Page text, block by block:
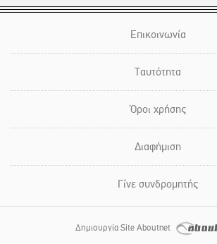
Επικοινωνία
Ταυτότητα
Όροι χρήσης
Διαφήμιση
Γίνε συνδρομητής
Δημιουργία Site Aboutnet